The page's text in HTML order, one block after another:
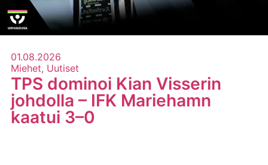
01.08.2026
Miehet, Uutiset
TPS dominoi Kian Visserin
johdolla – IFK Mariehamn
kaatui 3–0